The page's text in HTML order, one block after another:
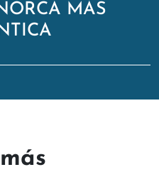
MÁS